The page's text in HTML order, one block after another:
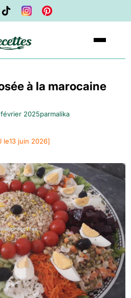
à la marocaine
2025parmalika
le13 juin 2026]